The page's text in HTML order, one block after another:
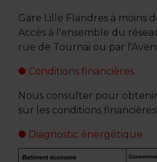
Gare Lille Flandres à moins
Accès à l'ensemble du
rue de Tournai ou par
Conditions financières
Nous consulter pour
sur les conditions financières
Diagnostic énergétique